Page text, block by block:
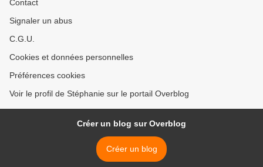
Contact
Signaler un abus
C.G.U.
Cookies et données personnelles
Préférences cookies
Voir le profil de Stéphanie sur le portail Overblog
Créer un blog sur Overblog
Créer un blog